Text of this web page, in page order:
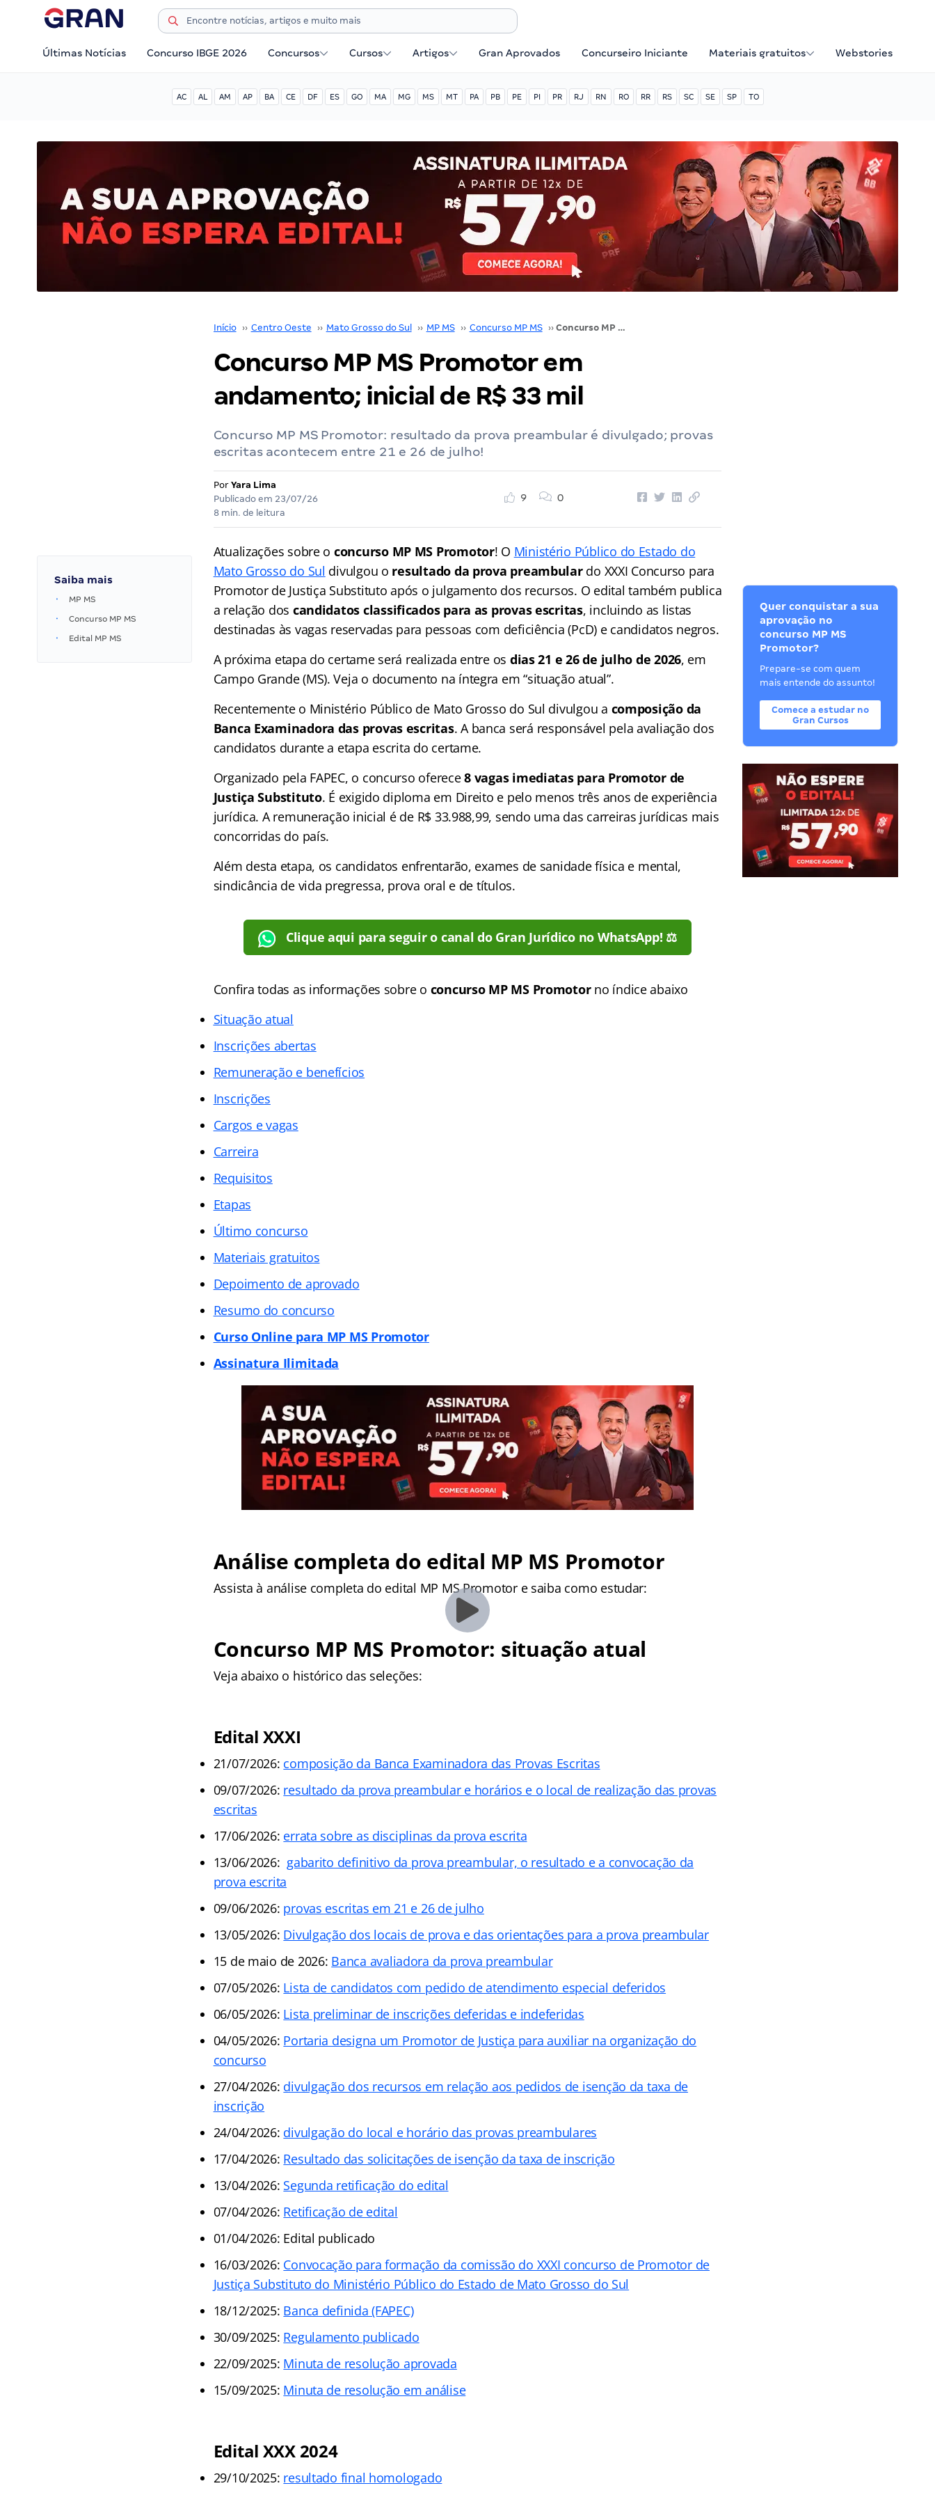
Últimas Notícias Concurso IBGE 2026 Concursos Cursos Artigos Gran Aprovados Concurseiro Iniciante Materiais gratuitos Webstories
AC AL AM AP BA CE DF ES GO MA MG MS MT PA PB PE PI PR RJ RN RO RR RS SC SE SP TO
Início ›› Centro Oeste ›› Mato Grosso do Sul ›› MP MS ›› Concurso MP MS ›› Concurso MP MS Promotor em andamento; inicial de R$ 33 mil
Concurso MP MS Promotor em
andamento; inicial de R$ 33 mil
Concurso MP MS Promotor: resultado da prova preambular é divulgado; provas
escritas acontecem entre 21 e 26 de julho!
Por Yara Lima
Publicado em 23/07/26
8 min. de leitura
9 0
Saiba mais
MP MS
Concurso MP MS
Edital MP MS
Atualizações sobre o concurso MP MS Promotor! O Ministério Público do Estado do
Mato Grosso do Sul divulgou o resultado da prova preambular do XXXI Concurso para
Promotor de Justiça Substituto após o julgamento dos recursos. O edital também publica
a relação dos candidatos classificados para as provas escritas, incluindo as listas
destinadas às vagas reservadas para pessoas com deficiência (PcD) e candidatos negros.
A próxima etapa do certame será realizada entre os dias 21 e 26 de julho de 2026, em
Campo Grande (MS). Veja o documento na íntegra em “situação atual”.
Recentemente o Ministério Público de Mato Grosso do Sul divulgou a composição da
Banca Examinadora das provas escritas. A banca será responsável pela avaliação dos
candidatos durante a etapa escrita do certame.
Organizado pela FAPEC, o concurso oferece8 vagas imediatas para Promotor de
Justiça Substituto. É exigido diploma em Direito e pelo menos três anos de experiência
jurídica. A remuneração inicial é de R$ 33.988,99, sendo uma das carreiras jurídicas mais
concorridas do país.
Além desta etapa, os candidatos enfrentarão, exames de sanidade física e mental,
sindicância de vida pregressa, prova oral e de títulos.
Clique aqui para seguir o canal do Gran Jurídico no WhatsApp! ⚖️
Confira todas as informações sobre o concurso MP MS Promotorno índice abaixo
Situação atual
Inscrições abertas
Remuneração e benefícios
Inscrições
Cargos e vagas
Carreira
Requisitos
Etapas
Último concurso
Materiais gratuitos
Depoimento de aprovado
Resumo do concurso
Curso Online para MP MS Promotor
Assinatura Ilimitada
Análise completa do edital MP MS Promotor
Assista à análise completa do edital MP MS Promotor e saiba como estudar:
Concurso MP MS Promotor: situação atual
Veja abaixo o histórico das seleções:
Edital XXXI
21/07/2026: composição da Banca Examinadora das Provas Escritas
09/07/2026: resultado da prova preambular e horários e o local de realização das provas
escritas
17/06/2026: errata sobre as disciplinas da prova escrita
13/06/2026: gabarito definitivo da prova preambular, o resultado e a convocação da
prova escrita
09/06/2026: provas escritas em 21 e 26 de julho
13/05/2026: Divulgação dos locais de prova e das orientações para a prova preambular
15 de maio de 2026: Banca avaliadora da prova preambular
07/05/2026: Lista de candidatos com pedido de atendimento especial deferidos
06/05/2026: Lista preliminar de inscrições deferidas e indeferidas
04/05/2026: Portaria designa um Promotor de Justiça para auxiliar na organização do
concurso
27/04/2026: divulgação dos recursos em relação aos pedidos de isenção da taxa de
inscrição
24/04/2026: divulgação do local e horário das provas preambulares
17/04/2026: Resultado das solicitações de isenção da taxa de inscrição
13/04/2026: Segunda retificação do edital
07/04/2026: Retificação de edital
01/04/2026: Edital publicado
16/03/2026: Convocação para formação da comissão do XXXI concurso de Promotor de
Justiça Substituto do Ministério Público do Estado de Mato Grosso do Sul
18/12/2025: Banca definida (FAPEC)
30/09/2025: Regulamento publicado
22/09/2025: Minuta de resolução aprovada
15/09/2025: Minuta de resolução em análise
Edital XXX 2024
29/10/2025: resultado final homologado
Quer conquistar a sua
aprovação no
concurso MP MS
Promotor?
Prepare-se com quem
mais entende do assunto!
Comece a estudar no
Gran Cursos